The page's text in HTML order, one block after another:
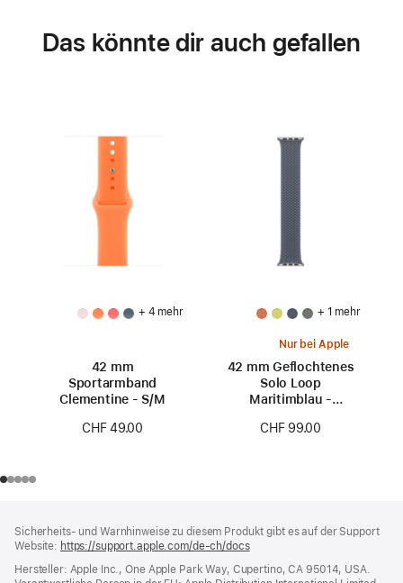
Das könnte dir auch gefallen
+ 4 mehr
42 mm
Sportarmband
Clementine - S/M
CHF 49.00
+ 1 mehr
Nur bei Apple
42 mm Geflochtenes
Solo Loop
Maritimblau -
CHF 99.00
Sicherheits- und Warnhinweise zu diesem Produkt gibt es auf der Support
Website: https://support.apple.com/de-ch/docs(öffnet
neues
Hersteller: Apple Inc., One Apple Park Way, Cupertino, CA 95014, USA.